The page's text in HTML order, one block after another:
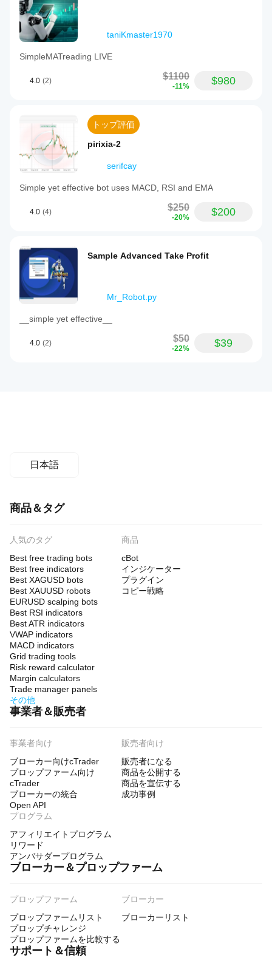
taniKmaster1970
SimpleMATreading LIVE
4.0 (2) $1100
-11% $980
トップ評価
pirixia-2
serifcay
Simple yet effective bot uses MACD, RSI and EMA
4.0 (4) $250
-20% $200
Sample Advanced Take Profit
Mr_Robot.py
__simple yet effective__
4.0 (2) $50
-22% $39
日本語
商品＆タグ
人気のタグ
Best free trading bots
Best free indicators
Best XAGUSD bots
Best XAUUSD robots
EURUSD scalping bots
Best RSI indicators
Best ATR indicators
VWAP indicators
MACD indicators
Grid trading tools
Risk reward calculator
Margin calculators
Trade manager panels
その他
商品
cBot
インジケーター
プラグイン
コピー戦略
事業者＆販売者
事業者向け
ブローカー向けcTrader
プロップファーム向け
cTrader
ブローカーの統合
Open API
販売者向け
販売者になる
商品を公開する
商品を宣伝する
成功事例
プログラム
アフィリエイトプログラム
リワード
アンバサダープログラム
ブローカー＆プロップファーム
プロップファーム
プロップファームリスト
プロップチャレンジ
プロップファームを比較する
ブローカー
ブローカーリスト
サポート＆信頼